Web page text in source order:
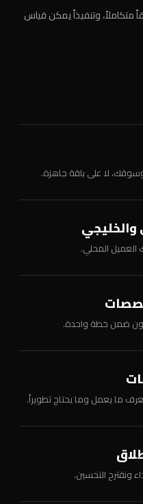
متكاملاً، وتنفيذاً يمكن قياس
لا على باقة جاهزة.
المحلي.
ضمن خطة واحدة.
ما يعمل وما يحتاج تطويراً.
ونقترح التحسين.